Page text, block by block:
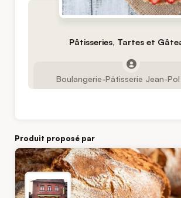
Pâtisseries, Tartes et
Boulangerie-Pâtisserie Jean-
Produit proposé par